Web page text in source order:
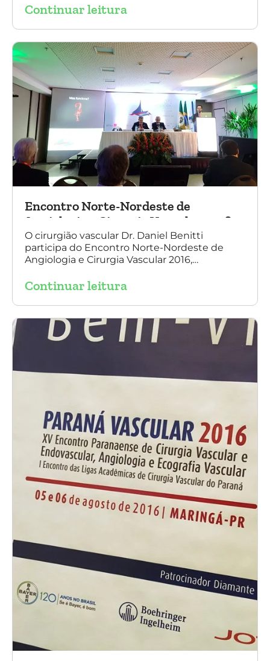
experiência nacional e mundial com esta
Daniel Benitti e à direita Dr. Carlos Alberto
Fernandes Costa)
Continuar leitura
Encontro Norte-Nordeste de
Angiologia e Cirurgia Vascular 2016
O cirurgião vascular Dr. Daniel Benitti
participa do Encontro Norte-Nordeste de
Angiologia e Cirurgia Vascular 2016,
aneurisma da Aorta.
Continuar leitura